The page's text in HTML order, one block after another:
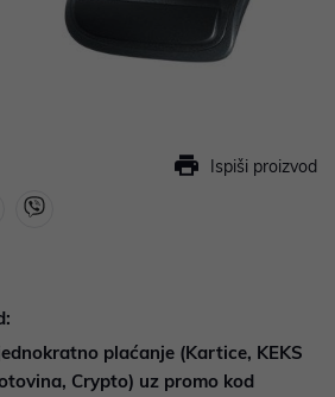
Ispiši proizvod
plaćanje (Kartice, KEKS
Crypto) uz promo kod